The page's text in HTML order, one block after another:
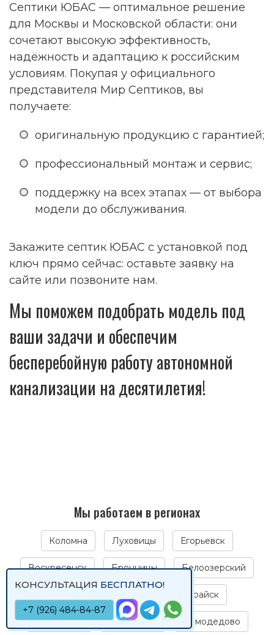
Септики ЮБАС — оптимальное решение
для Москвы и Московской области: они
сочетают высокую эффективность,
надёжность и адаптацию к российским
условиям. Покупая у официального
представителя Мир Септиков, вы
получаете:
оригинальную продукцию с гарантией;
профессиональный монтаж и сервис;
поддержку на всех этапах — от выбора
модели до обслуживания.
Закажите септик ЮБАС с установкой под
ключ прямо сейчас: оставьте заявку на
сайте или позвоните нам.
Мы поможем подобрать модель под
ваши задачи и обеспечим
бесперебойную работу автономной
канализации на десятилетия!
Мы работаем в регионах
Коломна Луховицы Егорьевск
Воскресенск Бронницы Белоозерский
Зарайск
Лыткарино Жуковский Домодедово
КОНСУЛЬТАЦИЯ БЕСПЛАТНО!
+7 (926) 484-84-87